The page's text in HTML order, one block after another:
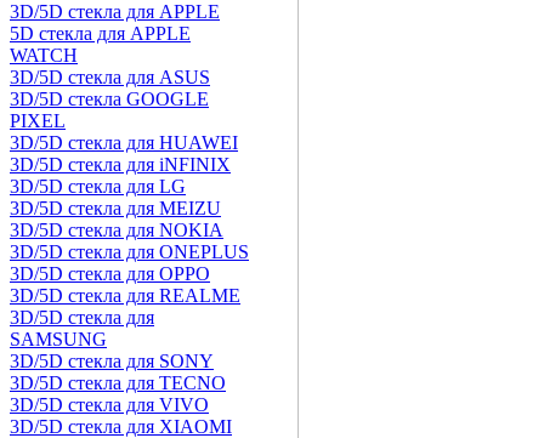
3D/5D стекла для APPLE
5D стекла для APPLE
WATCH
3D/5D стекла для ASUS
3D/5D стекла GOOGLE
PIXEL
3D/5D стекла для HUAWEI
3D/5D стекла для iNFINIX
3D/5D стекла для LG
3D/5D стекла для MEIZU
3D/5D стекла для NOKIA
3D/5D стекла для ONEPLUS
3D/5D стекла для OPPO
3D/5D стекла для REALME
3D/5D стекла для
SAMSUNG
3D/5D стекла для SONY
3D/5D стекла для TECNO
3D/5D стекла для VIVO
3D/5D стекла для XIAOMI